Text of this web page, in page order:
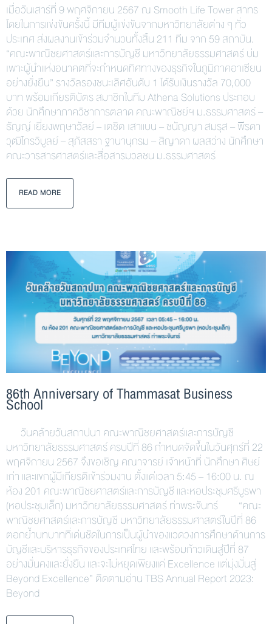
เมื่อวันเสาร์ที่ 9 พฤศจิกายน 2567 ณ Smooth Life Tower สาทร
โดยในการแข่งขันครั้งนี้ มีทีมผู้แข่งขันจากมหาวิทยาลัยต่าง ๆ ทั่ว
ประเทศ ส่งผลงานเข้าร่วมจำนวนทั้งสิ้น 211 ทีม จาก 59 สถาบัน.
“คณะพาณิชยศาสตร์และการบัญชี มหาวิทยาลัยธรรมศาสตร์ บ่ม
เพาะผู้นำแห่งอนาคตที่จะกำหนดทิศทางของธุรกิจในภูมิภาคอาเซียน
อย่างยั่งยืน” รางวัลรองชนะเลิศอันดับ 1 ได้รับเงินรางวัล 70,000
บาท พร้อมเกียรติบัตร สมาชิกในทีม Athena Solutions ประกอบ
ด้วย นักศึกษาภาควิชาการตลาด คณะพาณิชย์ฯ ม.ธรรมศาสตร์ –
ธัญญ์ เยี่ยงพฤษาวัลย์ – เตชิต เสาแบน – ชนัญญา สมรุส – พีรดา
วุฒิไกรวิบูลย์ – สุภัสสรา ฐานานุกรม – สิญาดา ผลสว่าง นักศึกษา
คณะวารสารศาสตร์และสื่อสารมวลชน ม.ธรรมศาสตร์
READ MORE
86th Anniversary of Thammasat Business
School
วันคล้ายวันสถาปนา คณะพาณิชยศาสตร์และการบัญชี
มหาวิทยาลัยธรรมศาสตร์ ครบปีที่ 86 กำหนดจัดขึ้นในวันศุกร์ที่ 22
พฤศจิกายน 2567 จึงขอเชิญ คณาจารย์ เจ้าหน้าที่ นักศึกษา ศิษย์
เก่า และแขกผู้มีเกียรติเข้าร่วมงาน ตั้งแต่เวลา 5:45 – 16:00 น. ณ
ห้อง 201 คณะพาณิชยศาสตร์และการบัญชี และหอประชุมศรีบูรพา
(หอประชุมเล็ก) มหาวิทยาลัยธรรมศาสตร์ ท่าพระจันทร์ “คณะ
พาณิชยศาสตร์และการบัญชี มหาวิทยาลัยธรรมศาสตร์ในปีที่ 86
ตอกย้ำบทบาทที่เด่นชัดในการเป็นผู้นำของแวดวงการศึกษาด้านการ
บัญชีและบริหารธุรกิจของประเทศไทย และพร้อมก้าวเดินสู่ปีที่ 87
อย่างมั่นคงและยั่งยืน และจะไม่หยุดเพียงแค่ Excellence แต่มุ่งมั่นสู่
Beyond Excellence” ติดตามอ่าน TBS Annual Report 2023:
Beyond